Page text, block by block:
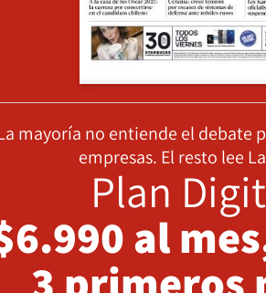
mayoría no entiende el debate
empresas. El resto lee
Plan
al